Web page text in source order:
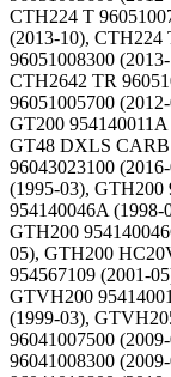
CTH224 T
(2013-10), CTH224
96051008300
CTH2642 TR
96051005700
GT200
GT48 DXLS CARB
96043023100
(1995-03), GTH200
954140046A
GTH200
05), GTH200
954567109 (2001-
GTVH200
(1999-03),
96041007500
96041008300